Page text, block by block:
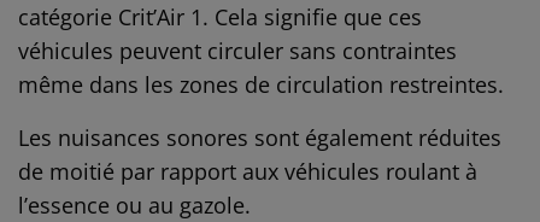
catégorie Crit’Air 1. Cela signifie que ces
véhicules peuvent circuler sans contraintes
même dans les zones de circulation restreintes.
Les nuisances sonores sont également réduites
de moitié par rapport aux véhicules roulant à
l’essence ou au gazole.